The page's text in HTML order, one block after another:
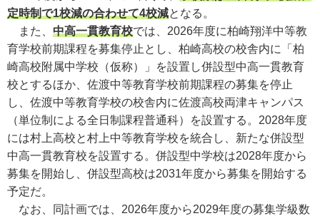
定時制で1校減の合わせて4校減となる。
また、 中高一貫教育校では、2026年度に柏崎翔洋中等教
育学校前期課程を募集停止とし、柏崎高校の校舎内に「柏
崎高校附属中学校（仮称）」を設置し併設型中高一貫教育
校とするほか、佐渡中等教育学校前期課程の募集を停止
し、佐渡中等教育学校の校舎内に佐渡高校両津キャンパス
（単位制による全日制課程普通科）を設置する。2028年度
には村上高校と村上中等教育学校を統合し、新たな併設型
中高一貫教育校を設置する。併設型中学校は2028年度から
募集を開始し、併設型高校は2031年度から募集を開始する
予定だ。
なお、同計画では、2026年度から2029年度の募集学級数